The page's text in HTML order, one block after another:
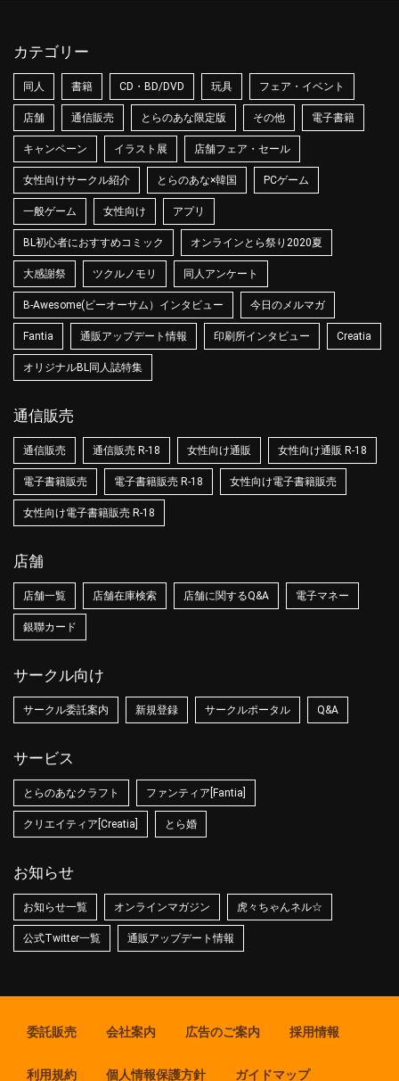
カテゴリー
同人 書籍 CD・BD/DVD 玩具 フェア・イベント
店舗 通信販売 とらのあな限定版 その他 電子書籍
キャンペーン イラスト展 店舗フェア・セール
女性向けサークル紹介 とらのあな×韓国 PCゲーム
一般ゲーム 女性向け アプリ
BL初心者におすすめコミック オンラインとら祭り2020夏
大感謝祭 ツクルノモリ 同人アンケート
B-Awesome(ビーオーサム）インタビュー 今日のメルマガ
Fantia 通販アップデート情報 印刷所インタビュー Creatia
オリジナルBL同人誌特集
通信販売
通信販売 通信販売 R-18 女性向け通販 女性向け通販 R-18
電子書籍販売 電子書籍販売 R-18 女性向け電子書籍販売
女性向け電子書籍販売 R-18
店舗
店舗一覧 店舗在庫検索 店舗に関するQ&A 電子マネー
銀聯カード
サークル向け
サークル委託案内 新規登録 サークルポータル Q&A
サービス
とらのあなクラフト ファンティア[Fantia]
クリエイティア[Creatia] とら婚
お知らせ
お知らせ一覧 オンラインマガジン 虎々ちゃんネル☆
公式Twitter一覧 通販アップデート情報
委託販売 会社案内 広告のご案内 採用情報
利用規約 個人情報保護方針 ガイドマップ